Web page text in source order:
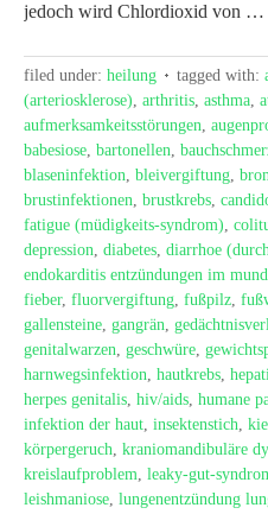
jedoch wird Chlordioxid von …
filed under: heilung tagged with:
(arteriosklerose), arthritis, asthma,
aufmerksamkeitsstörungen,
babesiose, bartonellen,
blaseninfektion, bleivergiftung,
brustinfektionen, brustkrebs,
fatigue (müdigkeits-syndrom),
depression, diabetes, diarrhoe
endokarditis entzündungen im
fieber, fluorvergiftung, fußpilz,
gallensteine, gangrän,
genitalwarzen, geschwüre,
harnwegsinfektion, hautkrebs,
herpes genitalis, hiv/aids, humane
infektion der haut, insektenstich,
körpergeruch, kraniomandibuläre
kreislaufproblem, leaky-gut-
leishmaniose, lungenentzündung